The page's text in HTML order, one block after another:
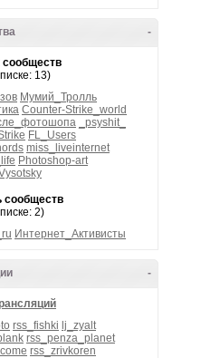
-
сообществ
13)
Мумий_Тролль
Counter-Strike_world
_psyshit_
FL_Users
miss_liveinternet
Photoshop-art
сообществ
2)
Интернет_Активисты
-
rss_fishki lj_zyalt
rss_penza_planet
rss_zrivkoren